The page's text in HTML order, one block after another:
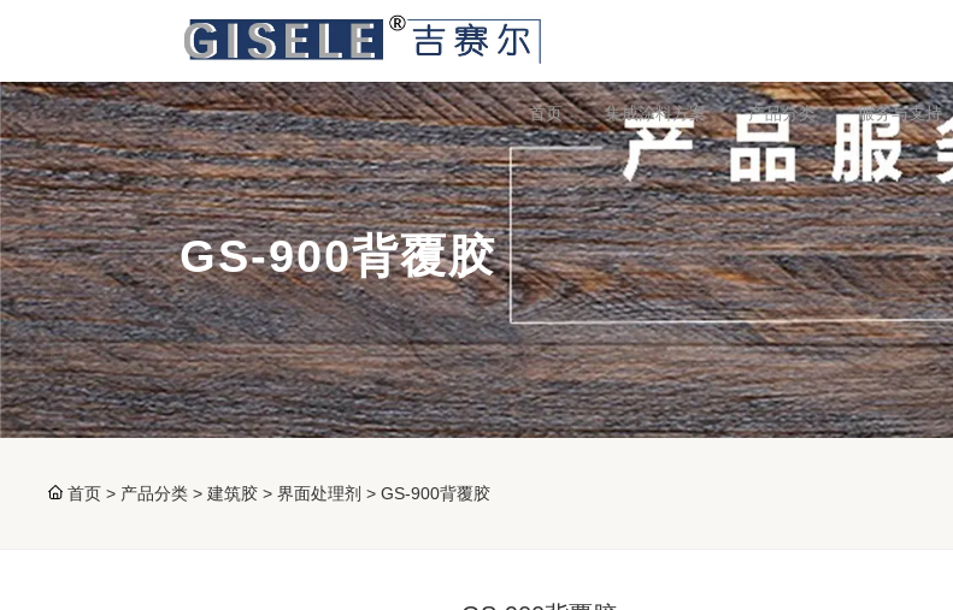
首页 集成涂料方案 产品分类 服务与支持
GS-900背覆胶
首页 > 产品分类 > 建筑胶 > 界面处理剂 > GS-900背覆胶